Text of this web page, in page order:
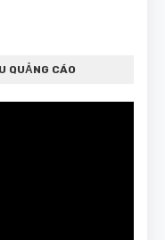
QUẢNG CÁO